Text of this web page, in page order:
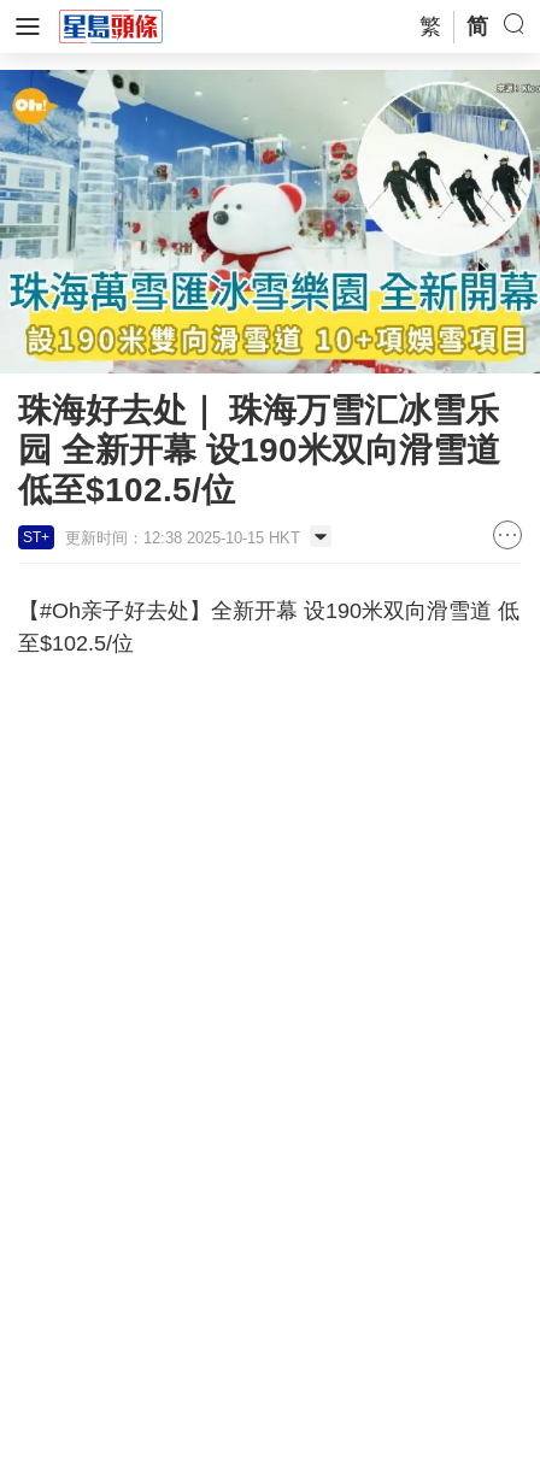
繁 简
珠海好去处｜ 珠海万雪汇冰雪乐
园 全新开幕 设190米双向滑雪道
低至$102.5/位
ST+ 更新时间：12:38 2025-10-15 HKT
【#Oh亲子好去处】全新开幕 设190米双向滑雪道 低
至$102.5/位